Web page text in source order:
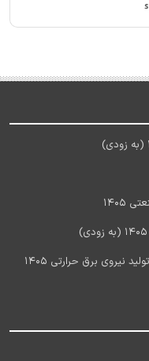
آخرین اخبار استخدام شرکت مادر تخصصی تولید نیروی برق حرارتی 1405